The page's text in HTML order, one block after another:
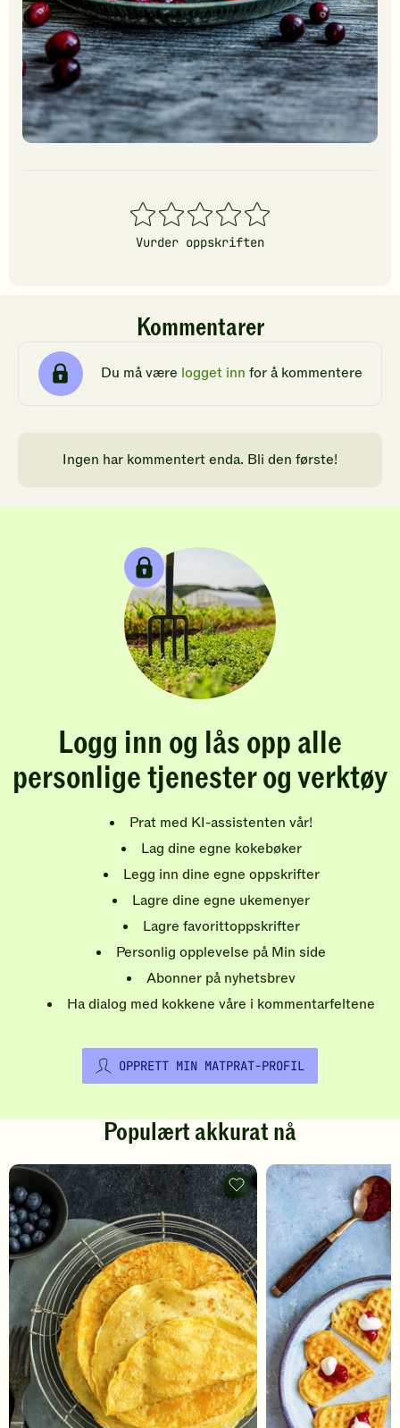
1
stjerner
2
stjerner
3
stjerner
4
stjerner
5
stjerner
Vurder oppskriften
Kommentarer
Du må være logget inn for å kommentere
Ingen har kommentert enda. Bli den første!
Logg inn og lås opp alle
personlige tjenester og verktøy
Prat med KI-assistenten vår!
Lag dine egne kokebøker
Legg inn dine egne oppskrifter
Lagre dine egne ukemenyer
Lagre favorittoppskrifter
Personlig opplevelse på Min side
Abonner på nyhetsbrev
Ha dialog med kokkene våre i kommentarfeltene
OPPRETT MIN MATPRAT-PROFIL
Populært akkurat nå
Pannekaker
-
legg
til
favoritter